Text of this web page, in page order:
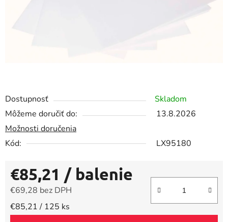
Dostupnosť
Skladom
Môžeme doručiť do:
13.8.2026
Možnosti doručenia
Kód:
LX95180
€85,21 / balenie
€69,28 bez DPH
Jednotková cena:
€85,21 / 125 ks